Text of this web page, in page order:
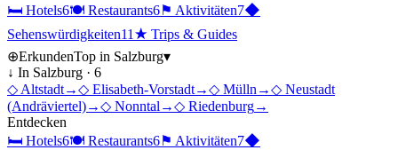
🛏 Hotels6🍽 Restaurants6⚑ Aktivitäten7◆
Sehenswürdigkeiten11 ★ Trips & Guides
⊕ErkundenTop in Salzburg▾
↓ In Salzburg · 6
◇ Altstadt→◇ Elisabeth-Vorstadt→◇ Mülln →◇ Neustadt
(Andräviertel)→◇ Nonntal →◇ Riedenburg→
Entdecken
🛏 Hotels6🍽 Restaurants6⚑ Aktivitäten7◆